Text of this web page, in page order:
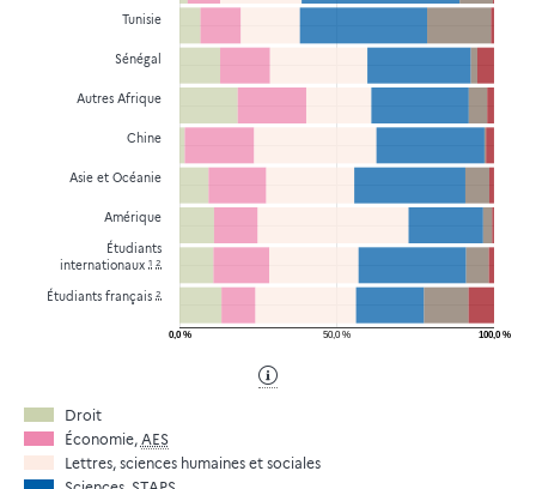
50,0 %
0,0 % 100,0 %
Tunisie
Sénégal
Autres Afrique
Chine
Asie et Océanie
Amérique
Étudiants
internationaux 1 2
Étudiants français 2
Droit
Économie, AES
Lettres, sciences humaines et sociales